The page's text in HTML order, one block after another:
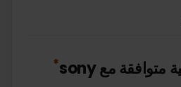
متوافقة معsony
*